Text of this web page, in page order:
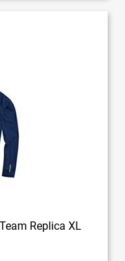
Replica XL